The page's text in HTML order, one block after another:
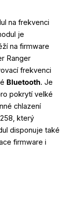
na frekvenci
je
na firmware
Ranger
frekvenci
Bluetooth. Je
pokrytí velké
chlazení
který
disponuje také
firmware i